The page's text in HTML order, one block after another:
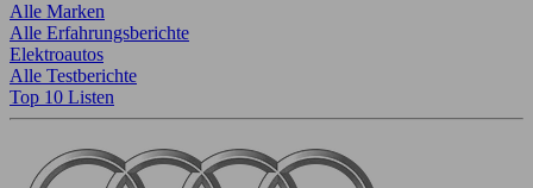
Alle Marken
Alle Erfahrungsberichte
Elektroautos
Alle Testberichte
Top 10 Listen